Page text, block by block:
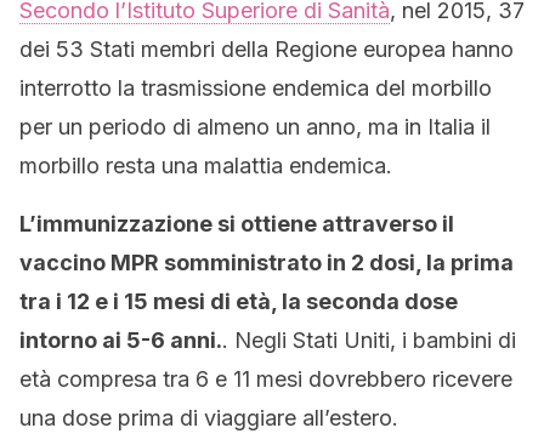
Secondo l’Istituto Superiore di Sanità, nel 2015, 37
dei 53 Stati membri della Regione europea hanno
interrotto la trasmissione endemica del morbillo
per un periodo di almeno un anno, ma in Italia il
morbillo resta una malattia endemica.
L’immunizzazione si ottiene attraverso il
vaccino MPR somministrato in 2 dosi, la prima
tra i 12 e i 15 mesi di età, la seconda dose
intorno ai 5-6 anni.. Negli Stati Uniti, i bambini di
età compresa tra 6 e 11 mesi dovrebbero ricevere
una dose prima di viaggiare all’estero.